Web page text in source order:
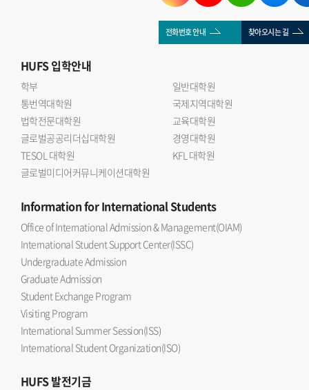
전화번호 안내 찾아오시는 길
HUFS입학안내
학부
일반대학원
통번역대학원
국제지역대학원
법학전문대학원
교육대학원
글로벌공공리더십대학원
경영대학원
TESOL 대학원
KFL 대학원
글로벌미디어커뮤니케이션대학원
Informationfor International Students
Office of International Admission & Management(OIAM)
International Student Support Center(ISSC)
Undergraduate Admission
Graduate Admission
Student Exchange Program
Visiting Program
International Summer Session(ISS)
International Student Organization(ISO)
HUFS발전기금